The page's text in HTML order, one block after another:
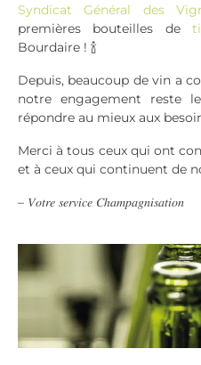
Syndicat Général des
premières bouteilles de
Bourdaire ! 🍾
Depuis, beaucoup de vin a
notre engagement reste
répondre au mieux aux
Merci à tous ceux qui ont
et à ceux qui continuent de
– 𝑉𝑜𝑡𝑟𝑒 𝑠𝑒𝑟𝑣𝑖𝑐𝑒 𝐶ℎ𝑎𝑚𝑝𝑎𝑔𝑛𝑖𝑠𝑎𝑡𝑖𝑜𝑛